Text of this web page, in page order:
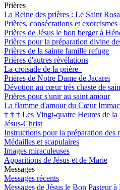
Prières
La Reine des prières : Le Saint
Prières, consécrations et exorcismes
Prières de Jésus le bon berger à
Prières pour la préparation divine
Prières de la sainte famille refuge
Prières d'autres révélations
La croisade de la prière
Prières de Notre Dame de Jacarei
Dévotion au cœur très chaste de
Prières pour s'unir au saint amour
La flamme d'amour du Cœur
† † † Les Vingt-quatre Heures de
Jésus-Christ
Instructions pour la préparation des
Médailles et scapulaires
Images miraculeuses
Apparitions de Jésus et de Marie
Messages
Messages récents
Messages de Jésus le Bon Pasteur